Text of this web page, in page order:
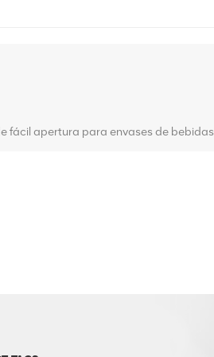
fácil apertura para envases de bebidas